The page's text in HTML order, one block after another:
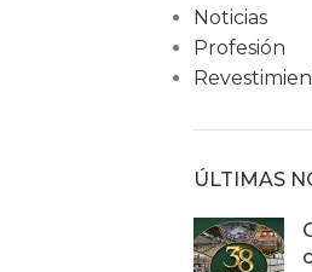
Noticias
Profesión
ÚLTIMAS